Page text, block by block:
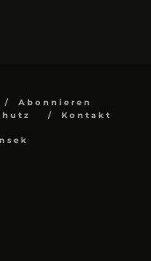
Abonnieren
Kontakt